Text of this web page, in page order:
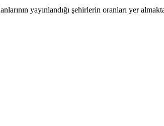
yayınlandığı şehirlerin oranları yer